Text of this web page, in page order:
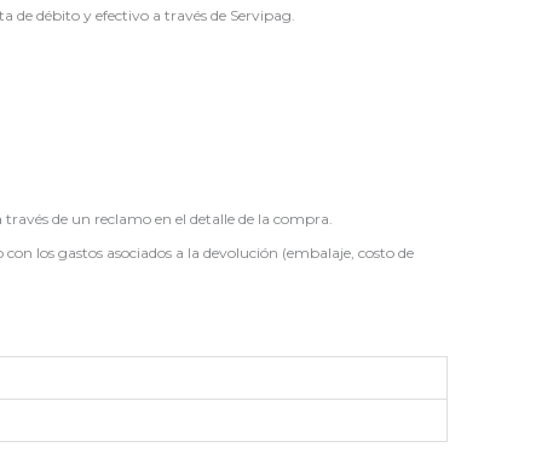
de débito y efectivo a través de Servipag.
de un reclamo en el detalle de la compra.
los gastos asociados a la devolución (embalaje, costo de